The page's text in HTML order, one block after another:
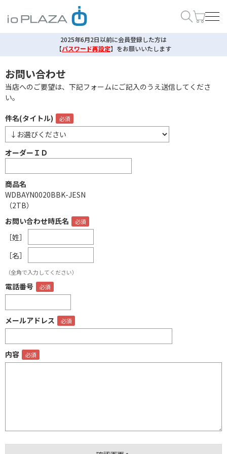
2025年6月2日以前に会員登録した方は
【パスワード再設定】 をお願いいたします
お問い合わせ
当店へのご要望は、下記フォームにご記入のうえ送信してくださ
い。
件名(タイトル)
オーダーＩＤ
商品名
WDBAYN0020BBK-JESN
（2TB）
お問い合わせ時氏名
［姓］
［名］
（全角で入力してください）
電話番号
メールアドレス
内容